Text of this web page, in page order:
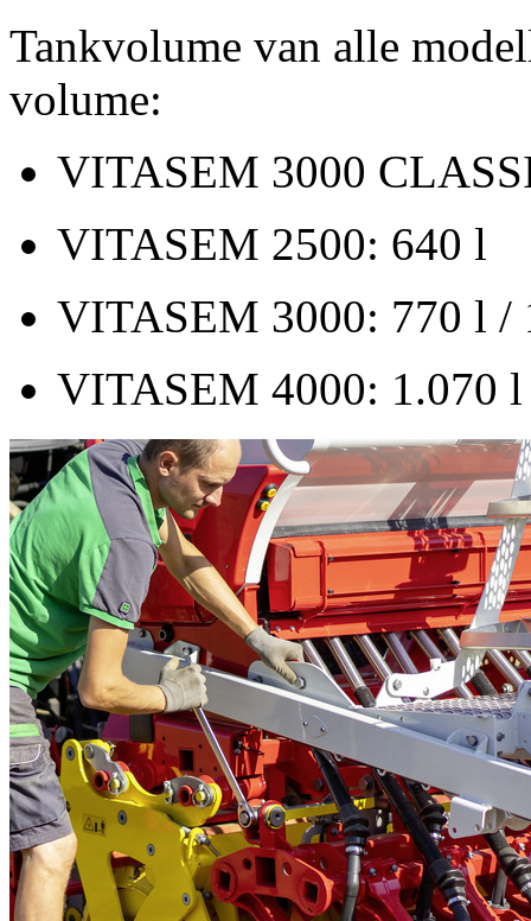
Tankvolume van alle
volume:
VITASEM 3000
VITASEM 2500: 640 l
VITASEM 3000: 770 l /
VITASEM 4000: 1.070 l